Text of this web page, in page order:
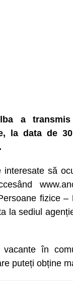
a
la data de
interesate să
fizice
la sediul
în
puteți obține